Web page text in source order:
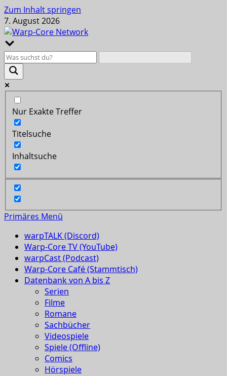
Zum Inhalt springen
7. August 2026
Nur Exakte Treffer
Titelsuche
Inhaltsuche
Primäres Menü
warpTALK (Discord)
Warp-Core TV (YouTube)
warpCast (Podcast)
Warp-Core Café (Stammtisch)
Datenbank von A bis Z
Serien
Filme
Romane
Sachbücher
Videospiele
Spiele (Offline)
Comics
Hörspiele